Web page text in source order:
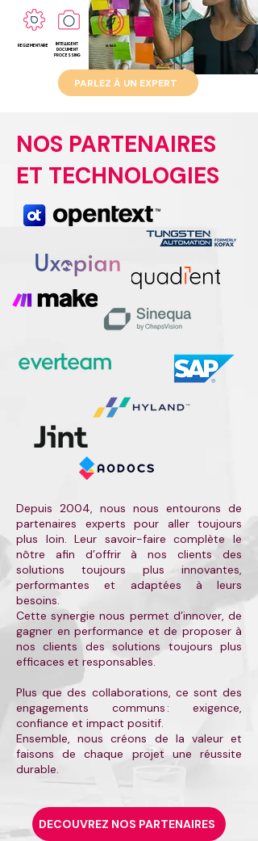
IA RAG
REGLEMENTAIRE
INTELLIGENT
DOCUMENT
PROCESSING
PARLEZ À UN EXPERT
NOS PARTENAIRES
ET TECHNOLOGIES
Depuis 2004, nous nous entourons de
partenaires experts pour aller toujours
plus loin. Leur savoir-faire complète le
nôtre afin d’offrir à nos clients des
solutions toujours plus innovantes,
performantes et adaptées à leurs
besoins.
Cette synergie nous permet d’innover, de
gagner en performance et de proposer à
nos clients des solutions toujours plus
efficaces et responsables.
Plus que des collaborations, ce sont des
engagements communs : exigence,
confiance et impact positif.
Ensemble, nous créons de la valeur et
faisons de chaque projet une réussite
durable.
DECOUVREZ NOS PARTENAIRES